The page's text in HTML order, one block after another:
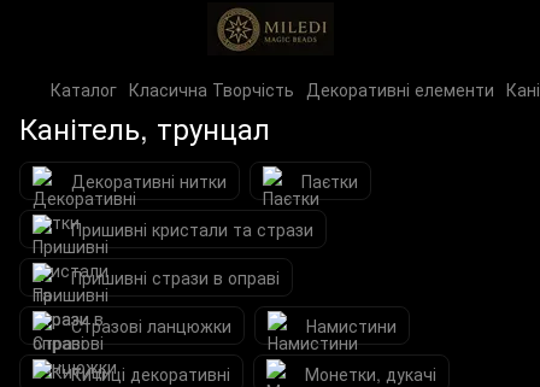
Каталог Класична Творчість Декоративні елементи
Канітель, трунцал
Декоративні нитки
Паєтки
Пришивні кристали та стрази
Пришивні стрази в оправі
Стразові ланцюжки
Намистини
Китиці декоративні
Монетки, дукачі